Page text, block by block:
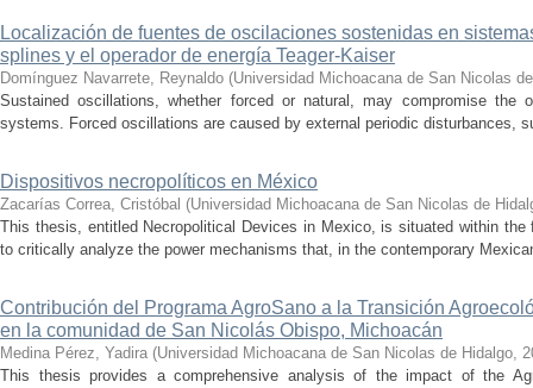
Localización de fuentes de oscilaciones sostenidas en
splines y el operador de energía Teager-Kaiser
Domínguez Navarrete, Reynaldo (Universidad Michoacana de San Nicolas
Sustained oscillations, whether forced or natural, may compromise the
systems. Forced oscillations are caused by external periodic disturbances,
Dispositivos necropolíticos en México
Zacarías Correa, Cristóbal (Universidad Michoacana de San Nicolas de
This thesis, entitled Necropolitical Devices in Mexico, is situated within
to critically analyze the power mechanisms that, in the contemporary
Contribución del Programa AgroSano a la Transición
en la comunidad de San Nicolás Obispo, Michoacán
Medina Pérez, Yadira (Universidad Michoacana de San Nicolas de Hidalgo,
This thesis provides a comprehensive analysis of the impact of the